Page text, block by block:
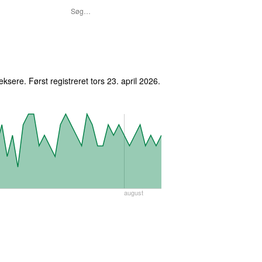
Først registreret tors 23. april 2026.
august